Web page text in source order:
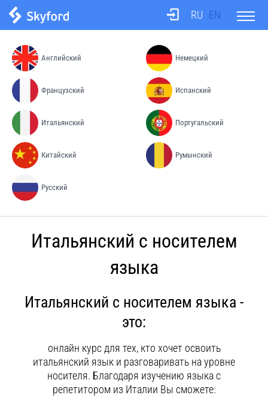
О школе
Бюро переводов
Преподаватели
Цены
RU EN
Английский Немецкий
Французский Испанский
Итальянский Португальский
Китайский Румынский
Русский
Итальянский с носителем
языка
Итальянский с носителем языка -
это:
онлайн курс для тех, кто хочет освоить
итальянский язык и разговаривать на уровне
носителя. Благодаря изучению языка с
репетитором из Италии Вы сможете: